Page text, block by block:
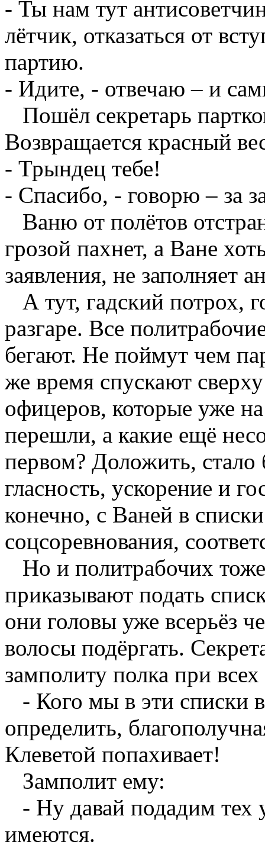
- Ты нам тут
лётчик, отказаться от
партию.
- Идите, - отвечаю – и
Пошёл секретарь
Возвращается красный
- Трындец тебе!
- Спасибо, - говорю – за
Ваню от полётов
грозой пахнет, а Ване
заявления, не заполняет
А тут, гадский потрох,
разгаре. Все
бегают. Не поймут чем
же время спускают
офицеров, которые уже
перешли, а какие ещё
первом? Доложить,
гласность, ускорение и
конечно, с Ваней в
соцсоревнования,
Но и политрабочих
приказывают подать
они головы уже всерьёз
волосы подёргать.
замполиту полка при
- Кого мы в эти списки
определить,
Клеветой попахивает!
Замполит ему:
- Ну давай подадим тех
имеются.